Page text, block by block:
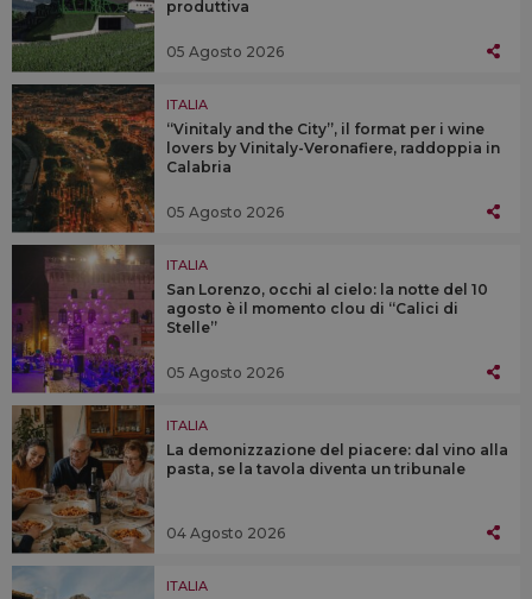
produttiva
05 Agosto 2026
ITALIA
“Vinitaly and the City”, il format per i wine
lovers by Vinitaly-Veronafiere, raddoppia in
Calabria
05 Agosto 2026
ITALIA
San Lorenzo, occhi al cielo: la notte del 10
agosto è il momento clou di “Calici di
Stelle”
05 Agosto 2026
ITALIA
La demonizzazione del piacere: dal vino alla
pasta, se la tavola diventa un tribunale
04 Agosto 2026
ITALIA